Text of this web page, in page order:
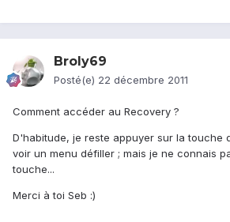
Broly69
Posté(e) 22 décembre 2011
Comment accéder au Recovery ?
D'habitude, je reste appuyer sur la touche
voir un menu défiller ; mais je ne connais
touche...
Merci à toi Seb :)